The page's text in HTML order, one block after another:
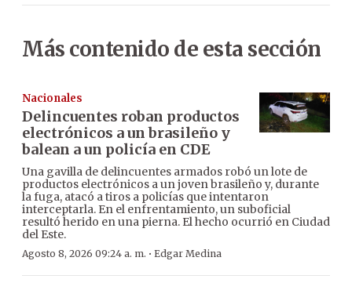
Más contenido de esta sección
Nacionales
Delincuentes roban productos
electrónicos a un brasileño y
balean a un policía en CDE
Una gavilla de delincuentes armados robó un lote de
productos electrónicos a un joven brasileño y, durante
la fuga, atacó a tiros a policías que intentaron
interceptarla. En el enfrentamiento, un suboficial
resultó herido en una pierna. El hecho ocurrió en Ciudad
del Este.
Agosto 8, 2026 09:24 a. m. · Edgar Medina